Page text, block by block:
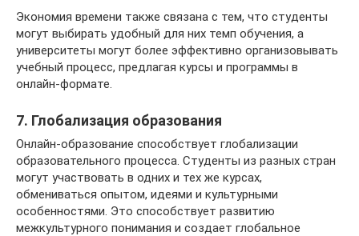
Экономия времени также связана с тем, что студенты
могут выбирать удобный для них темп обучения, а
университеты могут более эффективно организовывать
учебный процесс, предлагая курсы и программы в
онлайн-формате.
7. Глобализация образования
Онлайн-образование способствует глобализации
образовательного процесса. Студенты из разных стран
могут участвовать в одних и тех же курсах,
обмениваться опытом, идеями и культурными
особенностями. Это способствует развитию
межкультурного понимания и создает глобальное